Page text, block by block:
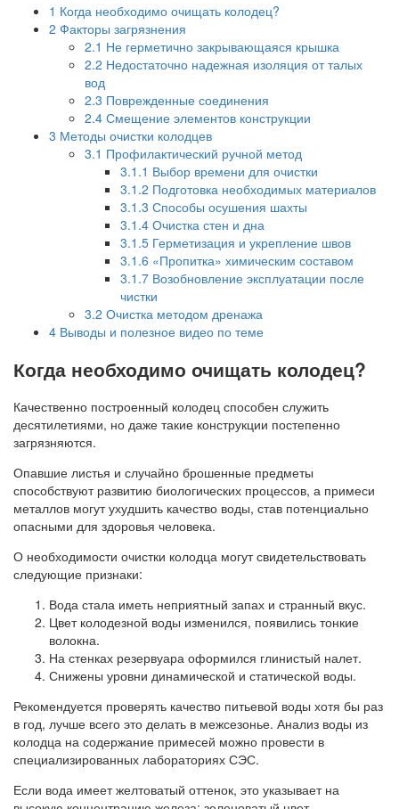
1 Когда необходимо очищать колодец?
2 Факторы загрязнения
2.1 Не герметично закрывающаяся крышка
2.2 Недостаточно надежная изоляция от талых
вод
2.3 Поврежденные соединения
2.4 Смещение элементов конструкции
3 Методы очистки колодцев
3.1 Профилактический ручной метод
3.1.1 Выбор времени для очистки
3.1.2 Подготовка необходимых материалов
3.1.3 Способы осушения шахты
3.1.4 Очистка стен и дна
3.1.5 Герметизация и укрепление швов
3.1.6 «Пропитка» химическим составом
3.1.7 Возобновление эксплуатации после
чистки
3.2 Очистка методом дренажа
4 Выводы и полезное видео по теме
Когда необходимо очищать колодец?
Качественно построенный колодец способен служить
десятилетиями, но даже такие конструкции постепенно
загрязняются.
Опавшие листья и случайно брошенные предметы
способствуют развитию биологических процессов, а примеси
металлов могут ухудшить качество воды, став потенциально
опасными для здоровья человека.
О необходимости очистки колодца могут свидетельствовать
следующие признаки:
Вода стала иметь неприятный запах и странный вкус.
Цвет колодезной воды изменился, появились тонкие
волокна.
На стенках резервуара оформился глинистый налет.
Снижены уровни динамической и статической воды.
Рекомендуется проверять качество питьевой воды хотя бы раз
в год, лучше всего это делать в межсезонье. Анализ воды из
колодца на содержание примесей можно провести в
специализированных лабораториях СЭС.
Если вода имеет желтоватый оттенок, это указывает на